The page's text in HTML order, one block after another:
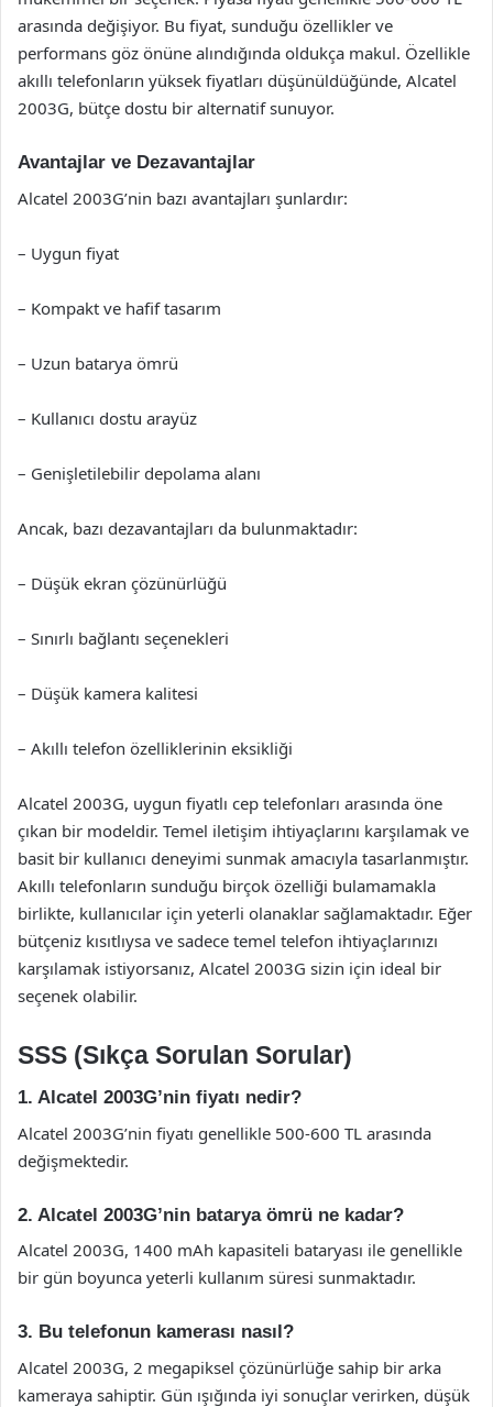
arasında değişiyor. Bu fiyat, sunduğu özellikler ve
performans göz önüne alındığında oldukça makul. Özellikle
akıllı telefonların yüksek fiyatları düşünüldüğünde, Alcatel
2003G, bütçe dostu bir alternatif sunuyor.
Avantajlar ve Dezavantajlar
Alcatel 2003G’nin bazı avantajları şunlardır:
– Uygun fiyat
– Kompakt ve hafif tasarım
– Uzun batarya ömrü
– Kullanıcı dostu arayüz
– Genişletilebilir depolama alanı
Ancak, bazı dezavantajları da bulunmaktadır:
– Düşük ekran çözünürlüğü
– Sınırlı bağlantı seçenekleri
– Düşük kamera kalitesi
– Akıllı telefon özelliklerinin eksikliği
Alcatel 2003G, uygun fiyatlı cep telefonları arasında öne
çıkan bir modeldir. Temel iletişim ihtiyaçlarını karşılamak ve
basit bir kullanıcı deneyimi sunmak amacıyla tasarlanmıştır.
Akıllı telefonların sunduğu birçok özelliği bulamamakla
birlikte, kullanıcılar için yeterli olanaklar sağlamaktadır. Eğer
bütçeniz kısıtlıysa ve sadece temel telefon ihtiyaçlarınızı
karşılamak istiyorsanız, Alcatel 2003G sizin için ideal bir
seçenek olabilir.
SSS (Sıkça Sorulan Sorular)
1. Alcatel 2003G’nin fiyatı nedir?
Alcatel 2003G’nin fiyatı genellikle 500-600 TL arasında
değişmektedir.
2. Alcatel 2003G’nin batarya ömrü ne kadar?
Alcatel 2003G, 1400 mAh kapasiteli bataryası ile genellikle
bir gün boyunca yeterli kullanım süresi sunmaktadır.
3. Bu telefonun kamerası nasıl?
Alcatel 2003G, 2 megapiksel çözünürlüğe sahip bir arka
kameraya sahiptir. Gün ışığında iyi sonuçlar verirken, düşük